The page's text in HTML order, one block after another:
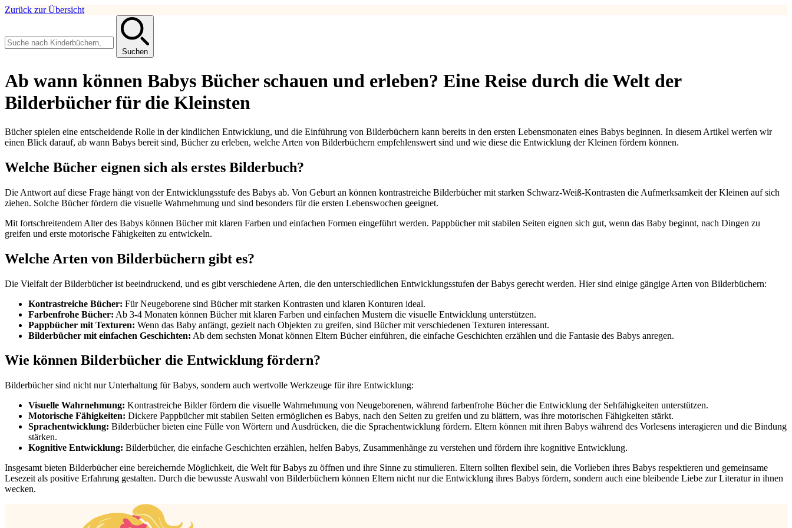
Zurück zur Übersicht
Suchen
Ab wann können Babys Bücher schauen und erleben? Eine Reise durch die Welt der
Bilderbücher für die Kleinsten
Bücher spielen eine entscheidende Rolle in der kindlichen Entwicklung, und die Einführung von Bilderbüchern kann bereits in den ersten Lebensmonaten eines Babys beginnen. In diesem Artikel werfen wir
einen Blick darauf, ab wann Babys bereit sind, Bücher zu erleben, welche Arten von Bilderbüchern empfehlenswert sind und wie diese die Entwicklung der Kleinen fördern können.
Welche Bücher eignen sich als erstes Bilderbuch?
Die Antwort auf diese Frage hängt von der Entwicklungsstufe des Babys ab. Von Geburt an können kontrastreiche Bilderbücher mit starken Schwarz-Weiß-Kontrasten die Aufmerksamkeit der Kleinen auf sich
ziehen. Solche Bücher fördern die visuelle Wahrnehmung und sind besonders für die ersten Lebenswochen geeignet.
Mit fortschreitendem Alter des Babys können Bücher mit klaren Farben und einfachen Formen eingeführt werden. Pappbücher mit stabilen Seiten eignen sich gut, wenn das Baby beginnt, nach Dingen zu
greifen und erste motorische Fähigkeiten zu entwickeln.
Welche Arten von Bilderbüchern gibt es?
Die Vielfalt der Bilderbücher ist beeindruckend, und es gibt verschiedene Arten, die den unterschiedlichen Entwicklungsstufen der Babys gerecht werden. Hier sind einige gängige Arten von Bilderbüchern:
Kontrastreiche Bücher: Für Neugeborene sind Bücher mit starken Kontrasten und klaren Konturen ideal.
Farbenfrohe Bücher: Ab 3-4 Monaten können Bücher mit klaren Farben und einfachen Mustern die visuelle Entwicklung unterstützen.
Pappbücher mit Texturen: Wenn das Baby anfängt, gezielt nach Objekten zu greifen, sind Bücher mit verschiedenen Texturen interessant.
Bilderbücher mit einfachen Geschichten: Ab dem sechsten Monat können Eltern Bücher einführen, die einfache Geschichten erzählen und die Fantasie des Babys anregen.
Wie können Bilderbücher die Entwicklung fördern?
Bilderbücher sind nicht nur Unterhaltung für Babys, sondern auch wertvolle Werkzeuge für ihre Entwicklung:
Visuelle Wahrnehmung: Kontrastreiche Bilder fördern die visuelle Wahrnehmung von Neugeborenen, während farbenfrohe Bücher die Entwicklung der Sehfähigkeiten unterstützen.
Motorische Fähigkeiten: Dickere Pappbücher mit stabilen Seiten ermöglichen es Babys, nach den Seiten zu greifen und zu blättern, was ihre motorischen Fähigkeiten stärkt.
Sprachentwicklung: Bilderbücher bieten eine Fülle von Wörtern und Ausdrücken, die die Sprachentwicklung fördern. Eltern können mit ihren Babys während des Vorlesens interagieren und die Bindung
stärken.
Kognitive Entwicklung: Bilderbücher, die einfache Geschichten erzählen, helfen Babys, Zusammenhänge zu verstehen und fördern ihre kognitive Entwicklung.
Insgesamt bieten Bilderbücher eine bereichernde Möglichkeit, die Welt für Babys zu öffnen und ihre Sinne zu stimulieren. Eltern sollten flexibel sein, die Vorlieben ihres Babys respektieren und gemeinsame
Lesezeit als positive Erfahrung gestalten. Durch die bewusste Auswahl von Bilderbüchern können Eltern nicht nur die Entwicklung ihres Babys fördern, sondern auch eine bleibende Liebe zur Literatur in ihnen
wecken.